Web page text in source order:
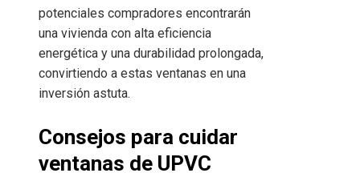
potenciales compradores encontrarán
una vivienda con alta eficiencia
energética y una durabilidad prolongada,
convirtiendo a estas ventanas en una
inversión astuta.
Consejos para cuidar
ventanas de UPVC